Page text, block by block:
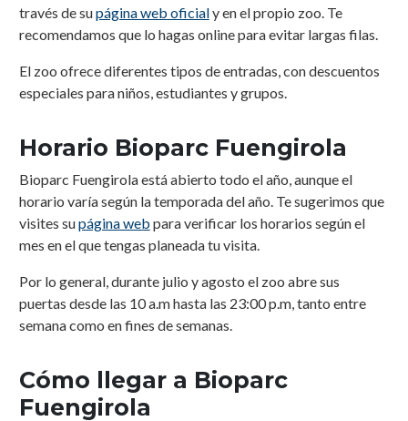
través de supágina web oficialy en el propio zoo. Te
recomendamos que lo hagas online para evitar largas filas.
El zoo ofrece diferentes tipos de entradas, con descuentos
especiales para niños, estudiantes y grupos.
Horario Bioparc Fuengirola
Bioparc Fuengirola está abierto todo el año, aunque el
horario varía según la temporada del año. Te sugerimos que
visites supágina web para verificar los horarios según el
mes en el que tengas planeada tu visita.
Por lo general, durante julio y agosto el zoo abre sus
puertas desde las 10 a.m hasta las 23:00 p.m, tanto entre
semana como en fines de semanas.
Cómo llegar a Bioparc
Fuengirola